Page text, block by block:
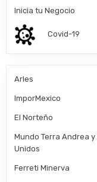
Inicia tu Negocio
Covid-19
Arles
ImporMexico
El Norteño
Mundo Terra Andrea
Unidos
Ferreti Minerva